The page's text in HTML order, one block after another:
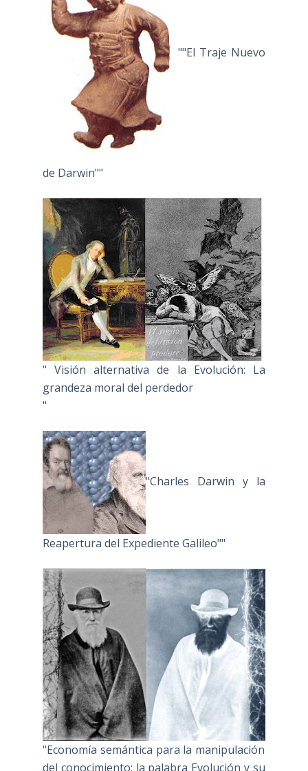
""El Traje Nuevo
de Darwin""
" Visión alternativa de la Evolución: La
grandeza moral del perdedor
"
"Charles Darwin y la
Reapertura del Expediente Galileo""
"Economía semántica para la manipulación
del conocimiento: la palabra Evolución y su